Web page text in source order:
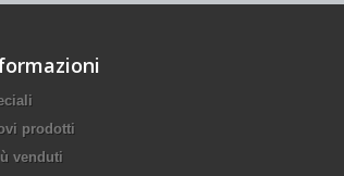
prodotti
venduti